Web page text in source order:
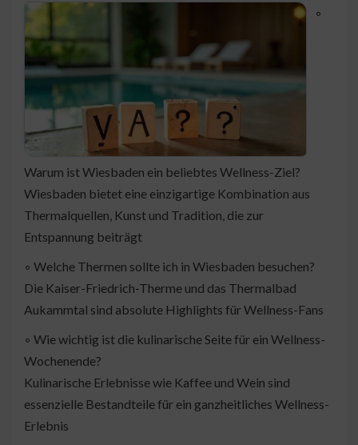
◦
Warum ist Wiesbaden ein beliebtes Wellness-Ziel?
Wiesbaden bietet eine einzigartige Kombination aus
Thermalquellen, Kunst und Tradition, die zur
Entspannung beiträgt
◦ Welche Thermen sollte ich in Wiesbaden besuchen?
Die Kaiser-Friedrich-Therme und das Thermalbad
Aukammtal sind absolute Highlights für Wellness-Fans
◦ Wie wichtig ist die kulinarische Seite für ein Wellness-
Wochenende?
Kulinarische Erlebnisse wie Kaffee und Wein sind
essenzielle Bestandteile für ein ganzheitliches Wellness-
Erlebnis